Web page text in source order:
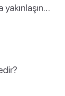
yakınlaşın…